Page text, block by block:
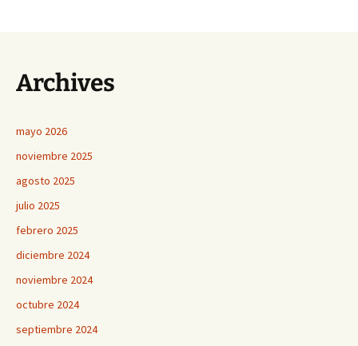
entradas
Archives
mayo 2026
noviembre 2025
agosto 2025
julio 2025
febrero 2025
diciembre 2024
noviembre 2024
octubre 2024
septiembre 2024